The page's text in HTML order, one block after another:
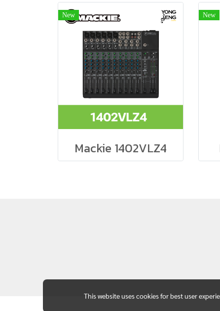
New
Mackie 1402VLZ4
New
This website uses cookies for best user